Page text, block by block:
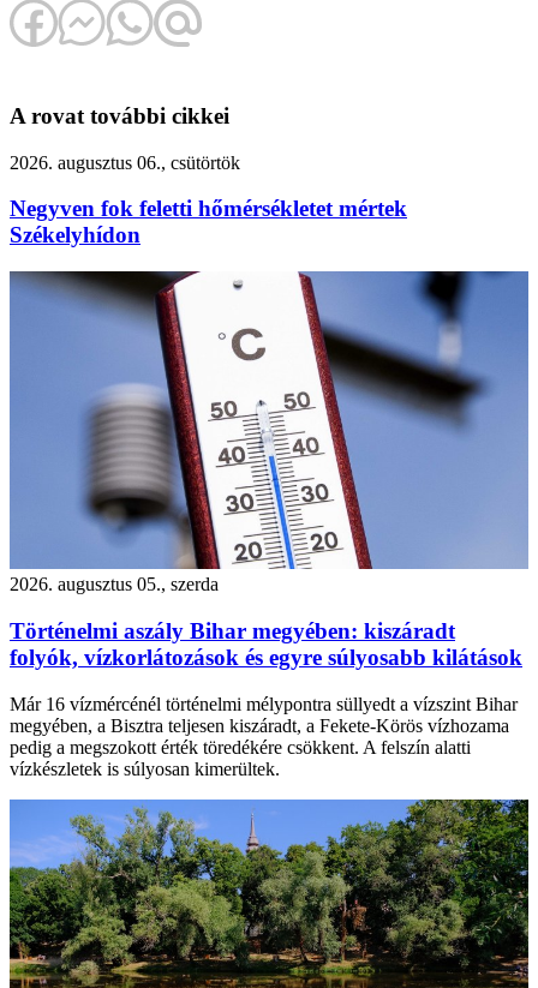
A rovat további cikkei
2026. augusztus 06., csütörtök
Negyven fok feletti hőmérsékletet mértek
Székelyhídon
2026. augusztus 05., szerda
Történelmi aszály Bihar megyében: kiszáradt
folyók, vízkorlátozások és egyre súlyosabb kilátások
Már 16 vízmércénél történelmi mélypontra süllyedt a vízszint Bihar
megyében, a Bisztra teljesen kiszáradt, a Fekete-Körös vízhozama
pedig a megszokott érték töredékére csökkent. A felszín alatti
vízkészletek is súlyosan kimerültek.